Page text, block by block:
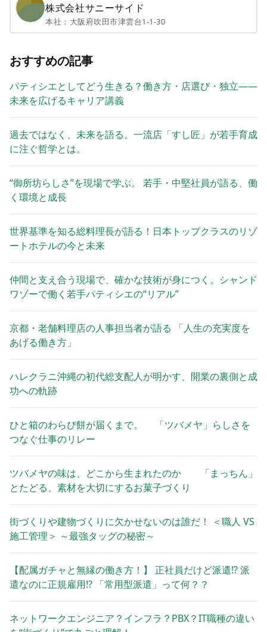
株式会社サニーサイド
本社： 大阪府吹田市津雲台1-1-30
おすすめの記事
パティシエとしてどう生きる？働き方・店選び・独立——
未来を広げるキャリア講義
過去ではなく、未来を語る。一流店「すし匠」が若手育成
に注ぐ哲学とは。
“御所坊らしさ”を現場で学ぶ。 若手・中堅社員が語る、働
く環境と成長
世界基準を知る総料理長が語る！日本トップクラスのリゾ
ートホテルの今と未来
仲間と支え合う現場で、確かな技術が身につく。シャンド
ワゾーで働く若手パティシエの“リアル”
京都・老舗料理店の人事担当者が語る 「人生の充実度を
あげる働き方」
ハレクラニ沖縄の初代総支配人が明かす、開業の裏側と成
功への軌跡
ひと箱のわらび餅が届くまで。 「ツバメヤ」らしさを
つなぐ仕事のリレー
ツバメヤの味は、どこから生まれたのか 「まっちん」
とたどる、素材を大切にするお菓子づくり
街づくりや建物づくりに欠かせないのは誰だ！ ＜職人 VS
施工管理＞ ～最強タッグの秘密～
【配属ガチャと無縁の働き方！】 正社員だけど派遣!? 派
遣なのに正規雇用!? 「常用型派遣」って何？？
ネットワークエンジニア？インフラ？PBX？IT職種の違い